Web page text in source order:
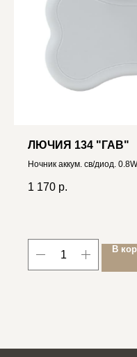
ЛЮЧИЯ 134 "ГАВ"
Ночник аккум. св/диод.
1 170 р.
В